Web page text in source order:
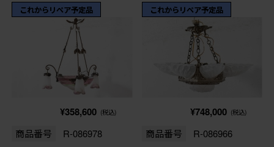
これからリペア予定品
¥358,600 (税込)
商品番号 R-086978
これからリペア予定品
¥748,000 (税込)
商品番号 R-086966